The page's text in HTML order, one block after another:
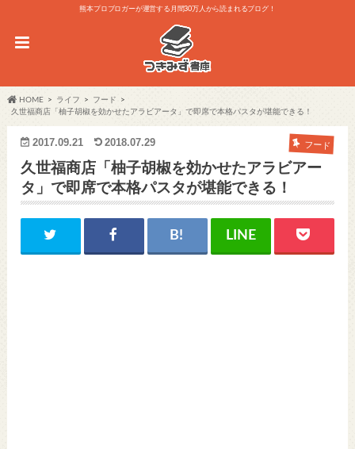
熊本プロブロガーが運営する月間30万人から読まれるブログ！
HOME ライフ
フード
久世福商店「柚子胡椒を効かせたアラビアータ」で即席で本格パスタが堪能できる！
2017.09.21 2018.07.29 フード
久世福商店「柚子胡椒を効かせたアラビアー
タ」で即席で本格パスタが堪能できる！